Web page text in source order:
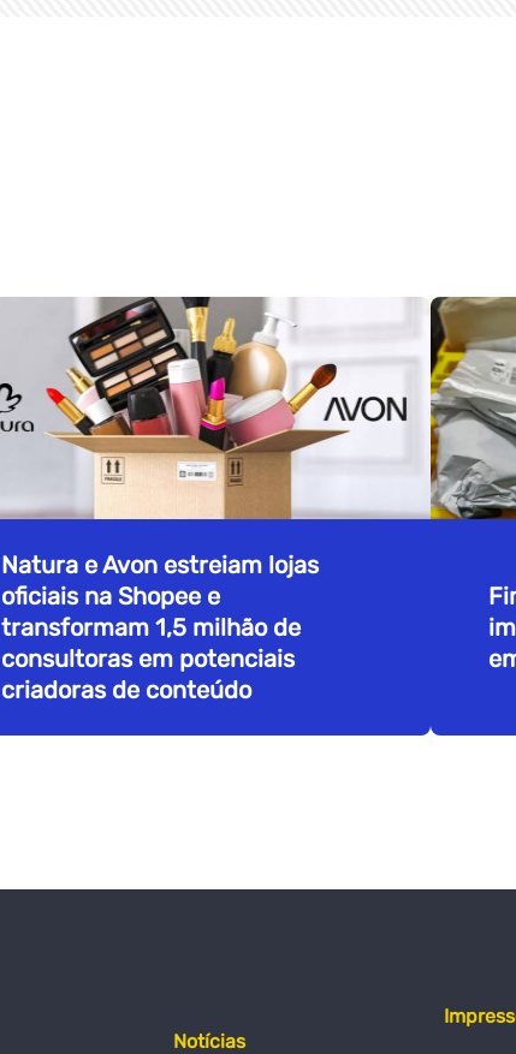
Natura e Avon estreiam lojas
oficiais na Shopee e
transformam 1,5 milhão de
consultoras em potenciais
criadoras de conteúdo
Notícias